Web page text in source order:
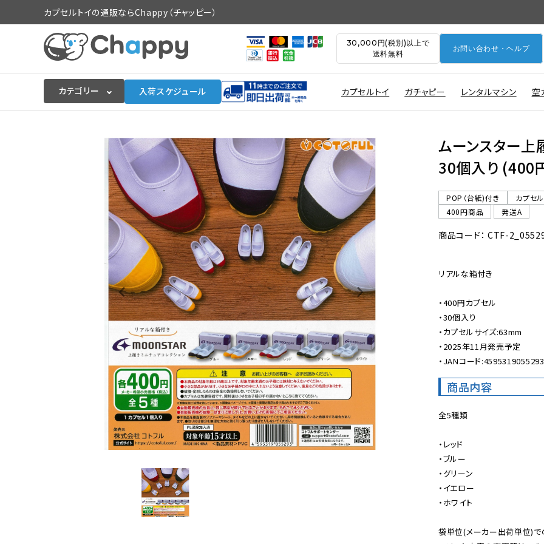
カプセルトイの通販ならChappy（チャッピー）
30,000円(税別)以上で
送料無料
お問い合わせ・ヘルプ
カテゴリー 入荷スケジュール カプセルトイ ガチャピー レンタルマシン 空
入荷スケジュールをチェック
カプセルトイマシン本体
販促用空カプセル
販促用カプセルトイ
よくあるご質問
ご利用ガイド
06-6282-7659
ムーンスター上
30個入り (400
POP（台紙)付き
カプセ
400円商品
発送A
商品コード： CTF-
リアルな箱付き
・400円カプセル
・30個入り
・カプセルサイズ:63mm
・2025年11月発売予定
・JANコード:4595319055293
商品内容
全5種類
・レッド
・ブルー
・グリーン
・イエロー
・ホワイト
袋単位(メーカー出荷単位)で